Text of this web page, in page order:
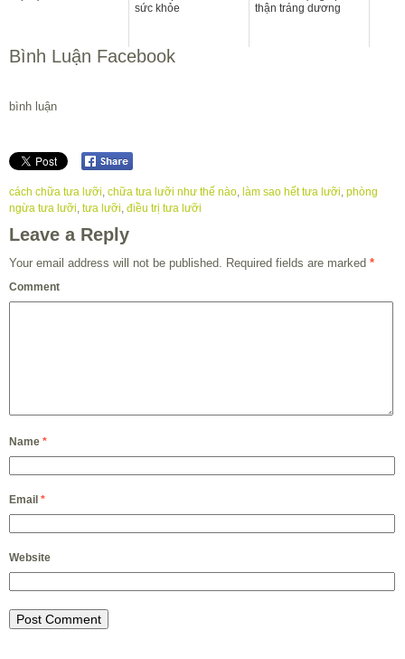
sức khỏe
thận tráng dương
Bình Luận Facebook
bình luận
cách chữa tưa lưỡi, chữa tưa lưỡi như thế nào, làm sao hết tưa lưỡi, phòng
ngừa tưa lưỡi, tưa lưỡi, điều trị tưa lưỡi
Leave a Reply
Your email address will not be published. Required fields are marked *
Comment
Name *
Email *
Website